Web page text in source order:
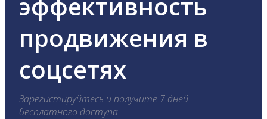
продвижения в
соцсетях
Зарегистируйтесь и получите 7 дней
бесплатного доступа.